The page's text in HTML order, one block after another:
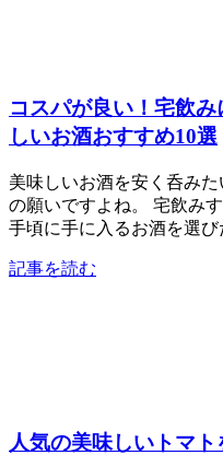
コスパが良い！宅飲
しいお酒おすすめ10選
美味しいお酒を安く呑み
の願いですよね。 宅飲み
手頃に手に入るお酒を選び
記事を読む
人気の美味しいトマ